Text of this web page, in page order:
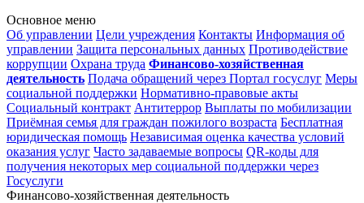
Основное меню
Об управлении Цели учреждения Контакты Информация об
управлении Защита персональных данных Противодействие
коррупции Охрана труда Финансово-хозяйственная
деятельность Подача обращений через Портал госуслуг Меры
социальной поддержки Нормативно-правовые акты
Социальный контракт Антитеррор Выплаты по мобилизации
Приёмная семья для граждан пожилого возраста Бесплатная
юридическая помощь Независимая оценка качества условий
оказания услуг Часто задаваемые вопросы QR-коды для
получения некоторых мер социальной поддержки через
Госуслуги
Финансово-хозяйственная деятельность